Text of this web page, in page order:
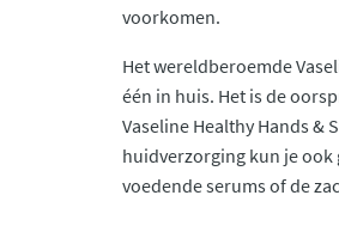
voorkomen.
Het wereldberoemde
één in huis. Het is de
Vaseline Healthy Hands &
huidverzorging kun je ook
voedende serums of de